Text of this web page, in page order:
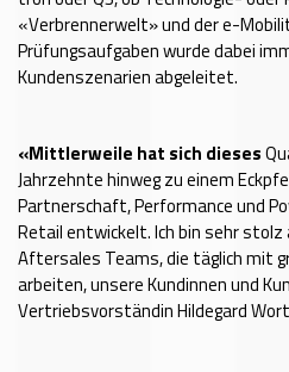
«Verbrennerwelt» und der e-
Prüfungsaufgaben wurde dabei
Kundenszenarien abgeleitet.
«Mittlerweile hat sich dieses
Jahrzehnte hinweg zu einem
Partnerschaft, Performance und
Retail entwickelt. Ich bin sehr stolz
Aftersales Teams, die täglich mit
arbeiten, unsere Kundinnen und
Vertriebsvorständin Hildegard